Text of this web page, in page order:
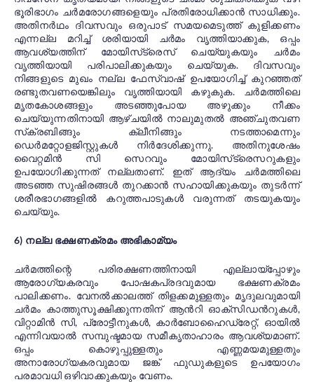
ഭൂരിഭാഗം ചർമരോഗങ്ങളെയും പ്രതിരോധിക്കാൻ സാധിക്കും.
അതിനർഥം ദിവസവും ഒരുപാട് സമയമെടുത്ത് കുളിക്കണം
എന്നല്ല മറിച്ച് ശരിയായി ചർമം വൃത്തിയാക്കുക, ഒപ്പം
ആവശ്യത്തിന് മോയിസ്‌ട്രെസ്‌ ചെയ്യുകയും ചർമം
വൃത്തിയായി പരിപാലിക്കുകയും ചെയ്യുക. ദിവസവും
നിങ്ങളുടെ മുഖം നല്ല ഫേസ്‌വാഷ് ഉപയോഗിച്ച് കുറഞ്ഞത്
രണ്ടുതവണയെങ്കിലും വൃത്തിയായി കഴുകുക. ചർമത്തിലെ
മൃതകോശങ്ങളും അടഞ്ഞുപോയ അഴുക്കും നീക്കം
ചെയ്യുന്നതിനായി ആഴ്‌ചയിൽ നാലുമുതൽ അഞ്ചുതവണ
സ്‌ക്രബിങ്ങും ക്ലീനിങ്ങും നടത്താമെന്നും
ഡെർമറ്റോളജിസ്റ്റുകൾ നിർദേശിക്കുന്നു. അതിനുശേഷം
വൈറ്റമിൻ സി സെറവും മോയിസ്‌ട്രെസറുകളും
ഉപയോഗിക്കുന്നത് നല്ലതാണ്. ഇത് ആദ്യം ചർമത്തിലെ
അടഞ്ഞ സുഷിരങ്ങൾ തുറക്കാൻ സഹായിക്കുകയും തുടർന്ന്
ശരീരഭാഗങ്ങളിൽ കറുത്തപാടുകൾ വരുന്നത് തടയുകയും
ചെയ്യും.
6) നല്ല ഭക്ഷണക്രമം അഭികാമ്യം
ചർമത്തിന്റെ പരിരക്ഷണത്തിനായി എല്ലായ്‌പ്പോഴും
ആരോഗ്യകരവും പോഷകപ്രദവുമായ ഭക്ഷണക്രമം
പാലിക്കണം. വേനൽക്കാലത്ത് തിളക്കമുള്ളതും മൃദുലവുമായി
ചർമം കാത്തുസൂക്ഷിക്കുന്നതിന് ആൻറി ഓക്സിഡൻറുകൾ,
വിറ്റാമിൻ സി, പ്രോട്ടീനുകൾ, കാർബോഹൈഡ്രേറ്റ്, ഓയിൽ
എന്നിവയാൽ സമ്പുഷ്ടമായ സമീകൃതാഹാരം ആവശ്യമാണ്.
ഒപ്പം കൊഴുപ്പുള്ളതും എണ്ണമയമുള്ളതും
അനാരോഗ്യകരവുമായ ജങ്ക് ഫുഡുകളുടെ ഉപയോഗം
പരമാവധി ഒഴിവാക്കുകയും വേണം.